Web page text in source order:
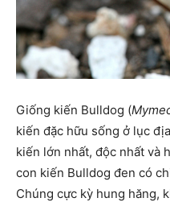
Giống kiến Bulldog (
kiến đặc hữu sống ở lục
kiến lớn nhất, độc nhất và
con kiến Bulldog đen có
Chúng cực kỳ hung hăng,